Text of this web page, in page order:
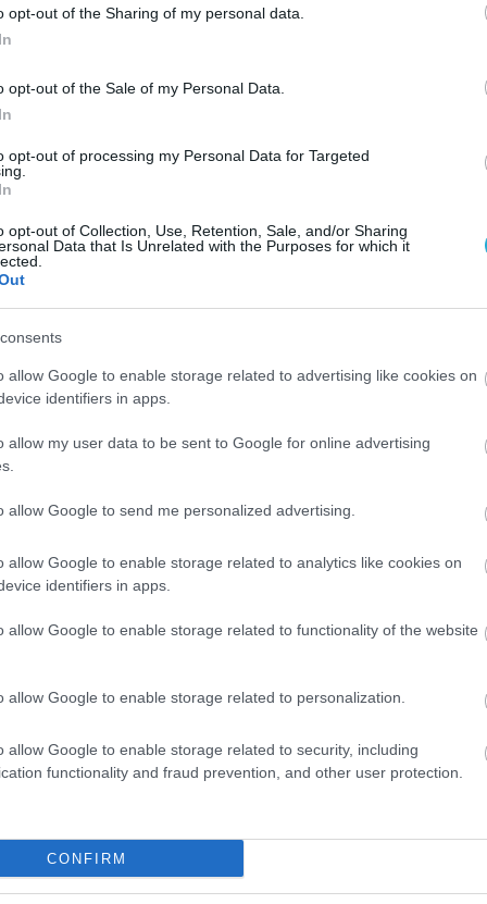
opt-out of the Sharing of my personal data.
opt-out of the Sale of my Personal Data.
opt-out of processing my Personal Data for Targeted
opt-out of Collection, Use, Retention, Sale, and/or Sharing
Data that Is Unrelated with the Purposes for which it
allow Google to enable storage related to advertising like cookies on
identifiers in apps.
allow my user data to be sent to Google for online advertising
allow Google to send me personalized advertising.
allow Google to enable storage related to analytics like cookies on
identifiers in apps.
allow Google to enable storage related to functionality of the website
allow Google to enable storage related to personalization.
allow Google to enable storage related to security, including
functionality and fraud prevention, and other user protection.
CONFIRM
–
Οι τουρίστες «ψηφίζουν» Ελλάδα και
καλοκαίρι